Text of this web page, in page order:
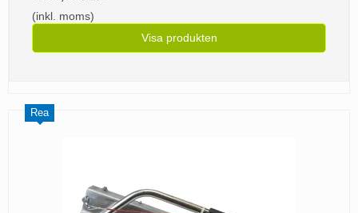
(inkl. moms)
Visa produkten
Rea